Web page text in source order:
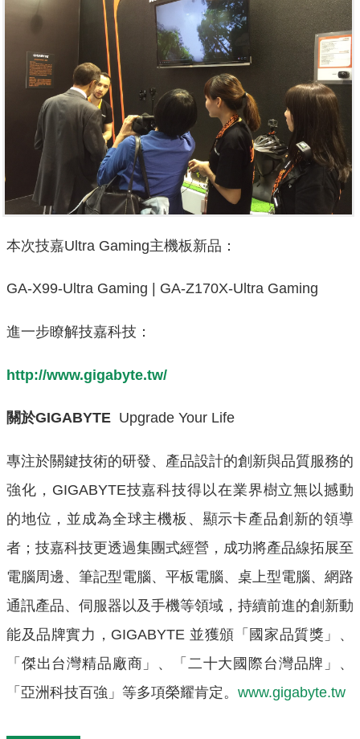
本次技嘉Ultra Gaming主機板新品：
GA-X99-Ultra Gaming | GA-Z170X-Ultra Gaming
進一步瞭解技嘉科技：
http://www.gigabyte.tw/
關於GIGABYTE Upgrade Your Life
專注於關鍵技術的研發、產品設計的創新與品質服務的
強化，GIGABYTE技嘉科技得以在業界樹立無以撼動
的地位，並成為全球主機板、顯示卡產品創新的領導
者；技嘉科技更透過集團式經營，成功將產品線拓展至
電腦周邊、筆記型電腦、平板電腦、桌上型電腦、網路
通訊產品、伺服器以及手機等領域，持續前進的創新動
能及品牌實力，GIGABYTE 並獲頒「國家品質獎」、
「傑出台灣精品廠商」、「二十大國際台灣品牌」、
「亞洲科技百強」等多項榮耀肯定。 www.gigabyte.tw